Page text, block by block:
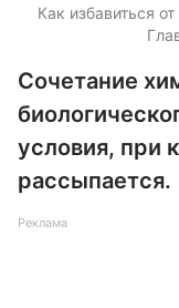
Как избавиться
Сочетание
условия, при
рассыпается.
Реклама